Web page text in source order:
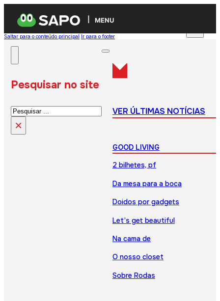
MENU
Saltar para o conteúdo principal Ir para o footer
Pesquisar no site
Pesquisar
×
VER ÚLTIMAS NOTÍCIAS
GOOD LIVING
2 bilhetes, pf
Da mesa para a boca
Doidos por gadgets
Let’s get beautiful
Na cama de
O nosso closet
Sobre Rodas